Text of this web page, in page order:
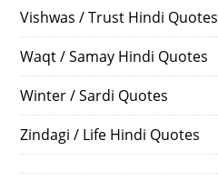
Vishwas / Trust Hindi Quotes
Waqt / Samay Hindi Quotes
Winter / Sardi Quotes
Zindagi / Life Hindi Quotes